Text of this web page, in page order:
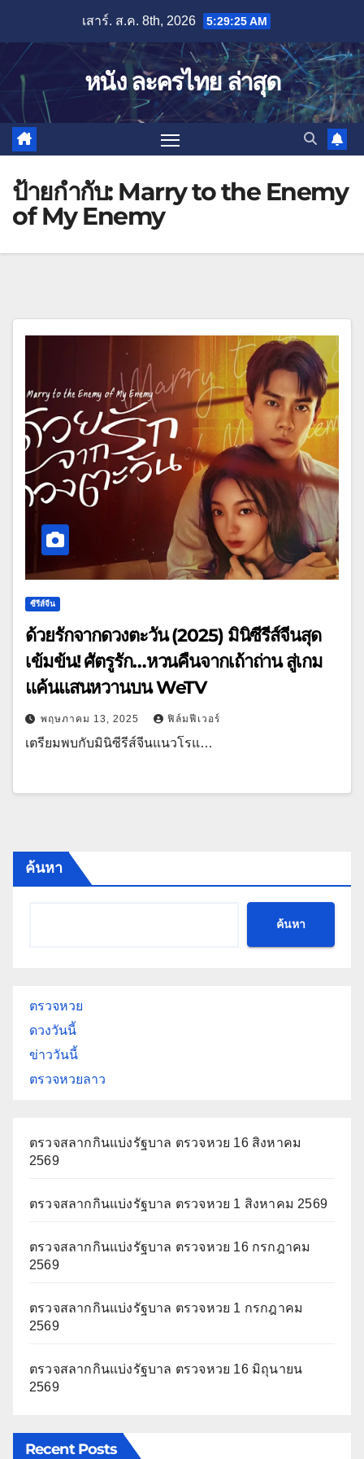
content
เสาร์. ส.ค. 8th, 2026 5:29:25 AM
หนัง ละครไทย ล่าสุด
ป้ายกำกับ: Marry to the Enemy
of My Enemy
ซีรีส์จีน
ด้วยรักจากดวงตะวัน (2025) มินิซีรีส์จีนสุด
เข้มข้น! ศัตรูรัก…หวนคืนจากเถ้าถ่าน สู่เกม
แค้นแสนหวานบน WeTV
พฤษภาคม 13, 2025 ฟิล์มฟีเวอร์
เตรียมพบกับมินิซีรีส์จีนแนวโรแ…
ค้นหา
ค้นหา
ตรวจหวย
ดวงวันนี้
ข่าววันนี้
ตรวจหวยลาว
ตรวจสลากกินแบ่งรัฐบาล ตรวจหวย 16 สิงหาคม
2569
ตรวจสลากกินแบ่งรัฐบาล ตรวจหวย 1 สิงหาคม 2569
ตรวจสลากกินแบ่งรัฐบาล ตรวจหวย 16 กรกฎาคม
2569
ตรวจสลากกินแบ่งรัฐบาล ตรวจหวย 1 กรกฎาคม
2569
ตรวจสลากกินแบ่งรัฐบาล ตรวจหวย 16 มิถุนายน
2569
Recent Posts